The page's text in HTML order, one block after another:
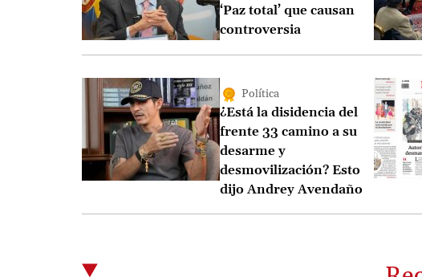
‘Paz total’ que causan
controversia
Política
¿Está la disidencia del
frente 33 camino a su
desarme y
desmovilización? Esto
dijo Andrey Avendaño